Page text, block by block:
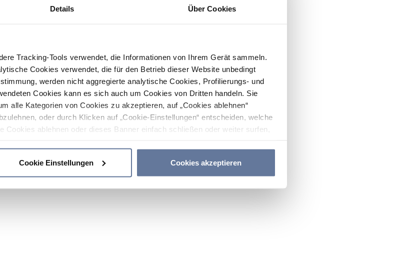
Details Über Cookies
Tracking-Tools verwendet, die Informationen von Ihrem Gerät sammeln.
Cookies verwendet, die für den Betrieb dieser Website unbedingt
werden nicht aggregierte analytische Cookies, Profilierungs- und
Cookies kann es sich auch um Cookies von Dritten handeln. Sie
alle Kategorien von Cookies zu akzeptieren, auf „Cookies ablehnen“
oder durch Klicken auf „Cookie-Einstellungen“ entscheiden, welche
Cookies ablehnen oder dieses Banner einfach schließen oder weiter surfen,
Cookie Einstellungen Cookies akzeptieren